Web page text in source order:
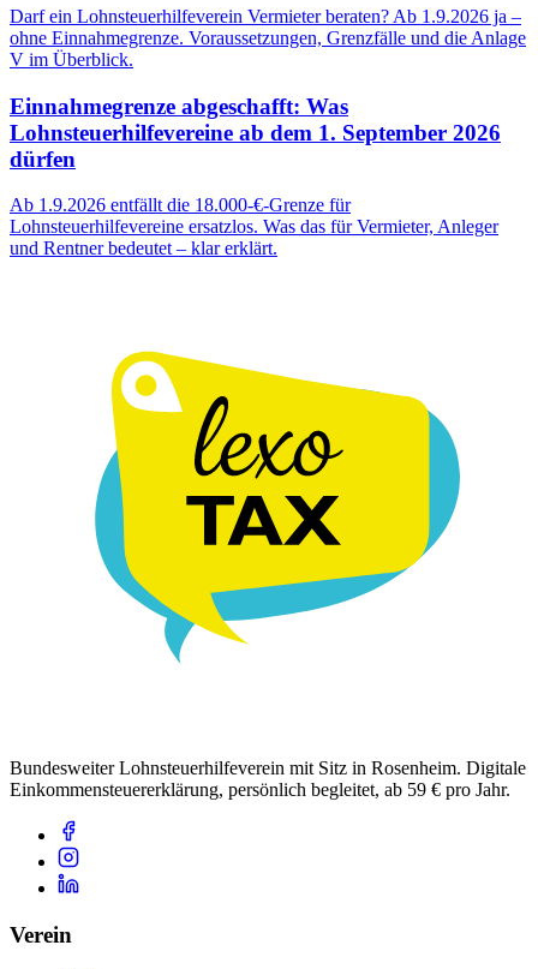
Darf ein Lohnsteuerhilfeverein Vermieter beraten? Ab 1.9.2026 ja –
ohne Einnahmegrenze. Voraussetzungen, Grenzfälle und die Anlage
V im Überblick.
Einnahmegrenze abgeschafft: Was
Lohnsteuerhilfevereine ab dem 1. September 2026
dürfen
Ab 1.9.2026 entfällt die 18.000-€-Grenze für
Lohnsteuerhilfevereine ersatzlos. Was das für Vermieter, Anleger
und Rentner bedeutet – klar erklärt.
Bundesweiter Lohnsteuerhilfeverein mit Sitz in Rosenheim. Digitale
Einkommensteuererklärung, persönlich begleitet, ab 59 € pro Jahr.
Verein